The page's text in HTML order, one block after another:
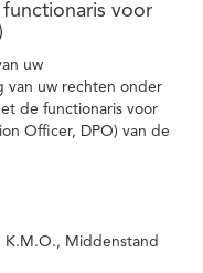
voor
uw
van uw rechten onder
de functionaris voor
Officer, DPO) van de
K.M.O., Middenstand